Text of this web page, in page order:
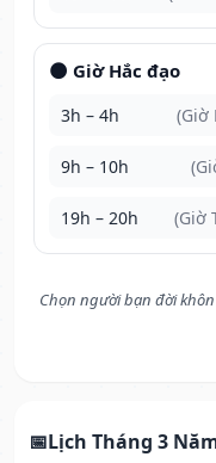
🌑 Giờ Hắc đạo
3h – 4h (Giờ
9h – 10h
19h – 20h (Giờ
Chọn người bạn đời
Lịch Tháng 3